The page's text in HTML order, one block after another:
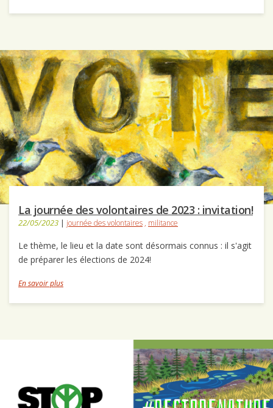
La journée des volontaires de 2023 : invitation!
22/05/2023 | journée des volontaires , militance
Le thème, le lieu et la date sont désormais connus : il s'agit
de préparer les élections de 2024!
En savoir plus